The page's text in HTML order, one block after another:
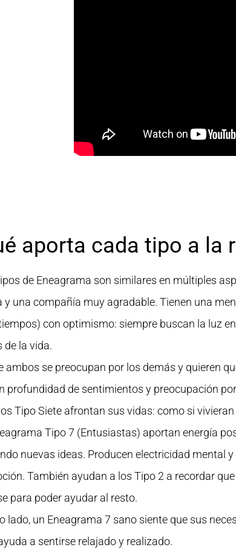
aporta cada tipo a la
de Eneagrama son similares en múltiples
y una compañía muy agradable. Tienen una
con optimismo: siempre buscan la luz
de la vida.
ambos se preocupan por los demás y quieren
profundidad de sentimientos y preocupación
Tipo Siete afrontan sus vidas: como si
Tipo 7 (Entusiastas) aportan energía
nuevas ideas. Producen electricidad mental
También ayudan a los Tipo 2 a recordar
para poder ayudar al resto.
lado, un Eneagrama 7 sano siente que sus
a sentirse relajado y realizado.